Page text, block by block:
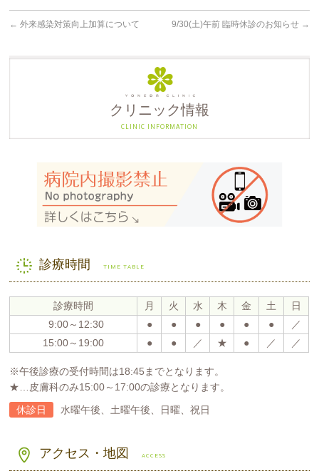
← 外来感染対策向上加算について 9/30(土)午前 臨時休診のお知らせ →
クリニック情報
CLINIC INFORMATION
診療時間TIME TABLE
診療時間 月 火 水 木 金 土
日
9:00～12:30
● ● ● ● ● ●
／
15:00～19:00
● ● ／ ★ ● ／ ／
※午後診療の受付時間は18:45までとなります。
★…皮膚科のみ15:00～17:00の診療となります。
休診日
水曜午後、土曜午後、日曜、祝日
アクセス・地図ACCESS